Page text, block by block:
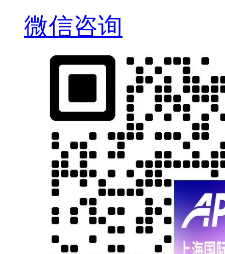
微信咨询